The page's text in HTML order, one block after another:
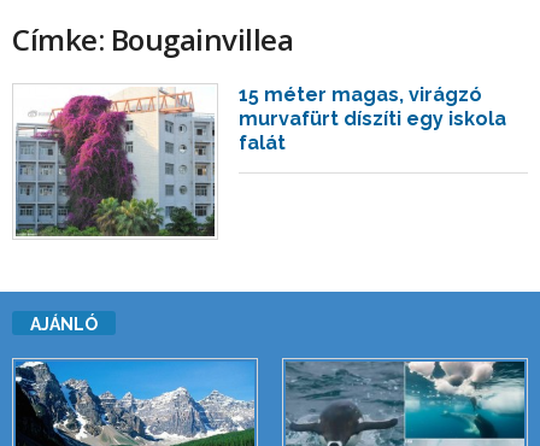
Címke: Bougainvillea
15 méter magas, virágzó
murvafürt díszíti egy iskola
falát
AJÁNLÓ